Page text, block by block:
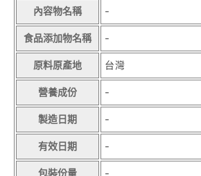
內容物名稱 -
食品添加物名稱 -
原料原產地 台灣
營養成份 -
製造日期 -
有效日期 -